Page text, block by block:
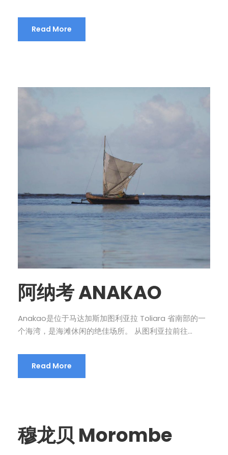
Read More
阿纳考 ANAKAO
Anakao是位于马达加斯加图利亚拉 Toliara 省南部的一
个海湾，是海滩休闲的绝佳场所。 从图利亚拉前往...
Read More
穆龙贝 Morombe